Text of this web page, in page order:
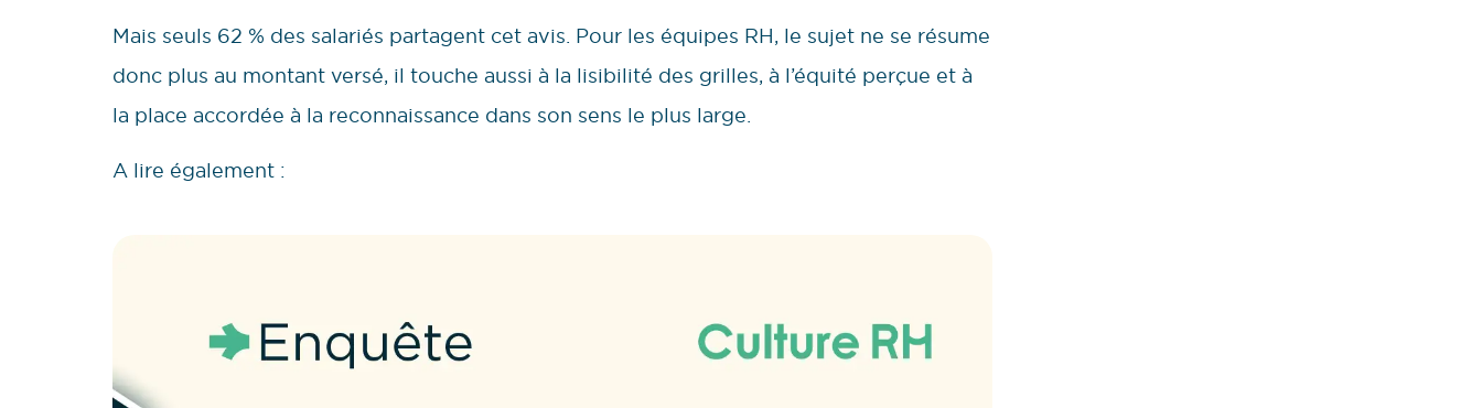
Mais seuls 62 % des salariés partagent cet avis. Pour les équipes RH, le sujet ne se résume
donc plus au montant versé, il touche aussi à la lisibilité des grilles, à l’équité perçue et à
la place accordée à la reconnaissance dans son sens le plus large.
A lire également :